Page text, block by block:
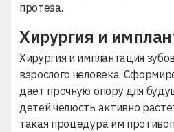
протеза.
Хирургия и
Хирургия и имплантация
взрослого человека.
дает прочную опору для
детей челюсть активно
такая процедура им